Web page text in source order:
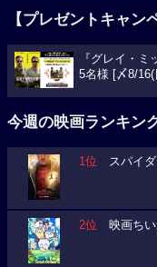
【プレゼントキャン
『グレイ・
5名様 [〆8/16(
今週の映画ランキン
1位 スパイダ
2位 映画ちい